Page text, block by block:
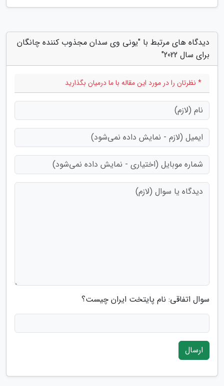
دیدگاه های مرتبط با "یونی وی سدان مجذوب کننده چانگان
برای سال 2022"
* نظرتان را در مورد این مقاله با ما درمیان بگذارید
سوال اتفاقی: نام پایتخت ایران چیست؟
ارسال